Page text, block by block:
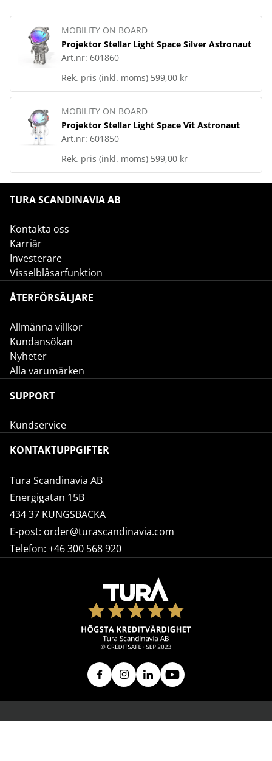
MOBILITY ON BOARD
Projektor Stellar Light Space Silver Astronaut
Art.nr: 601860
Rek. pris (inkl. moms) 599,00 kr
MOBILITY ON BOARD
Projektor Stellar Light Space Vit Astronaut
Art.nr: 601850
Rek. pris (inkl. moms) 599,00 kr
TURA SCANDINAVIA AB
Kontakta oss
Karriär
Investerare
Visselblåsarfunktion
ÅTERFÖRSÄLJARE
Allmänna villkor
Kundansökan
Nyheter
Alla varumärken
SUPPORT
Kundservice
KONTAKTUPPGIFTER
Tura Scandinavia AB
Energigatan 15B
434 37 KUNGSBACKA
E-post: order@turascandinavia.com
Telefon: +46 300 568 920